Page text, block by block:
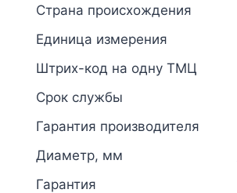
Дн
25х1"
RTP
(РосТурПласт)
10617
Страна происхождения
Единица измерения
Штрих-код на одну ТМЦ
Срок службы
Гарантия производителя
Диаметр, мм
Гарантия